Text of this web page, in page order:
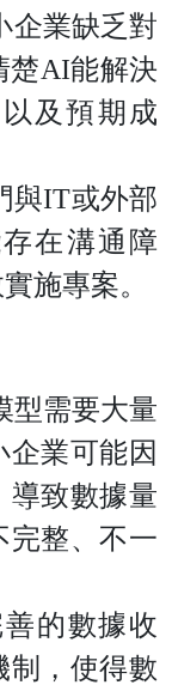
企業缺乏對
楚AI能解決
及預期成
與IT或外部
在溝通障
施專案。
型需要大量
業可能因
導致數據量
完整、不一
的數據收
制，使得數